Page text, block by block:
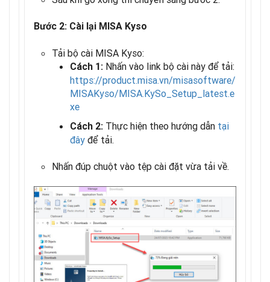
Bước 2: Cài lại MISA Kyso
Tải bộ cài MISA Kyso:
Cách 1: Nhấn vào link bộ cài này để tải:
https://product.misa.vn/misasoftware/
MISAKyso/MISA.KySo_Setup_latest.e
xe
Cách 2: Thực hiện theo hướng dẫn tại
đây để tải.
Nhấn đúp chuột vào tệp cài đặt vừa tải về.